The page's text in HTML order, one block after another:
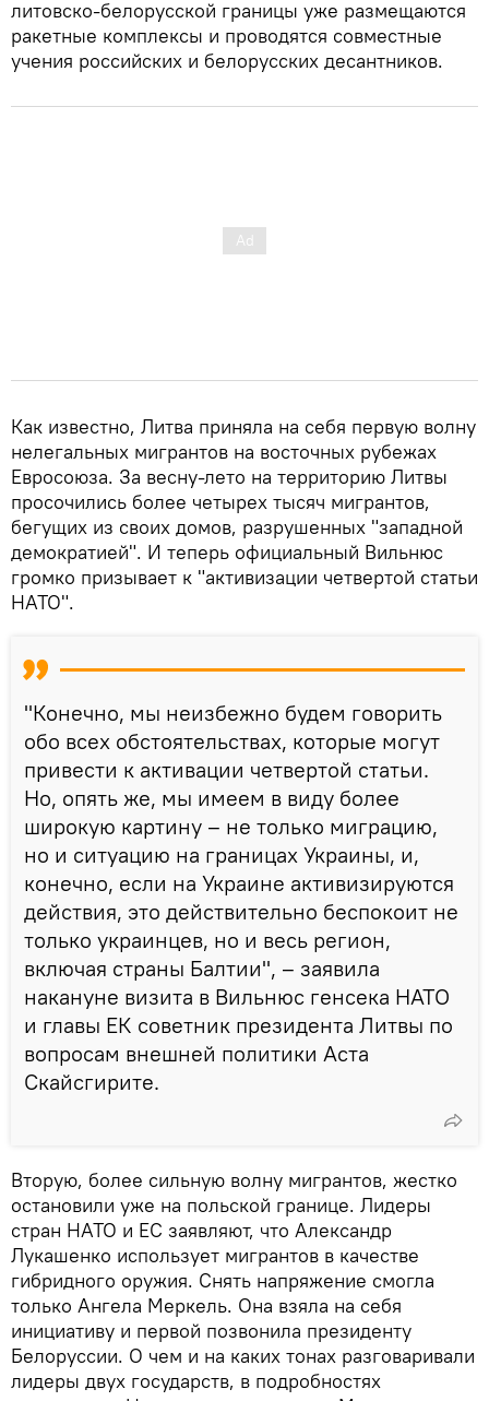
литовско-белорусской границы уже размещаются
ракетные комплексы и проводятся совместные
учения российских и белорусских десантников.
Как известно, Литва приняла на себя первую волну
нелегальных мигрантов на восточных рубежах
Евросоюза. За весну-лето на территорию Литвы
просочились более четырех тысяч мигрантов,
бегущих из своих домов, разрушенных "западной
демократией". И теперь официальный Вильнюс
громко призывает к "активизации четвертой статьи
НАТО".
"Конечно, мы неизбежно будем говорить
обо всех обстоятельствах, которые могут
привести к активации четвертой статьи.
Но, опять же, мы имеем в виду более
широкую картину – не только миграцию,
но и ситуацию на границах Украины, и,
конечно, если на Украине активизируются
действия, это действительно беспокоит не
только украинцев, но и весь регион,
включая страны Балтии", – заявила
накануне визита в Вильнюс генсека НАТО
и главы ЕК советник президента Литвы по
вопросам внешней политики Аста
Скайсгирите.
Вторую, более сильную волну мигрантов, жестко
остановили уже на польской границе. Лидеры
стран НАТО и ЕС заявляют, что Александр
Лукашенко использует мигрантов в качестве
гибридного оружия. Снять напряжение смогла
только Ангела Меркель. Она взяла на себя
инициативу и первой позвонила президенту
Белоруссии. О чем и на каких тонах разговаривали
лидеры двух государств, в подробностях